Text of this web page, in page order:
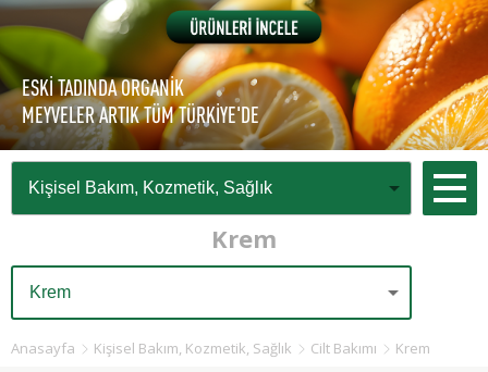
ESKİ TADINDA ORGANİK
MEYVELER ARTIK TÜM TÜRKİYE'DE
Krem
Anasayfa Kişisel Bakım, Kozmetik, Sağlık Cilt Bakımı Krem